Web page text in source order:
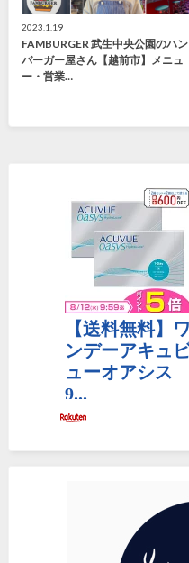
2023.1.19
FAMBURGER 武生中央公園のハン
バーガー屋さん【越前市】メニュ
ー・営業…